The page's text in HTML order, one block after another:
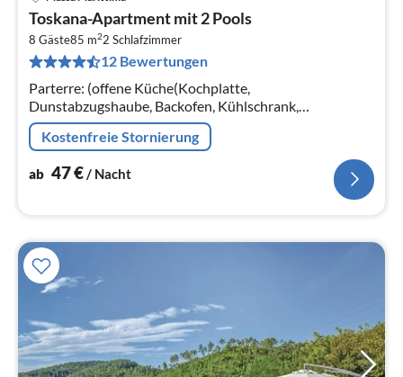
Toskana-Apartment mit 2 Pools
8 Gäste85 m22 Schlafzimmer
12 Bewertungen
Parterre: (offene Küche(Kochplatte,
Dunstabzugshaube, Backofen, Kühlschrank,
Waschbecken), Wohn/Esszimmer(Doppelschlafcouch,
TV, Esstisch, Sitzecke)) In der 1.
Kostenfreie Stornierung
ab 47€/ Nacht